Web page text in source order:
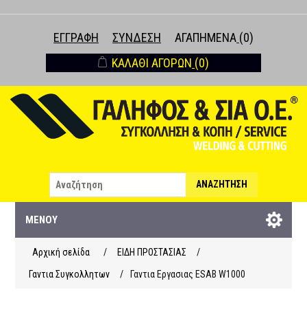
ΕΓΓΡΑΦΉ ΣΎΝΔΕΣΗ ΑΓΑΠΗΜΈΝΑ (0)
ΚΑΛΆΘΙ ΑΓΟΡΏΝ (0)
ΑΝΑΖΉΤΗΣΗ
ΜΕΝΟΎ
Αρχική σελίδα / ΕΙΔΗ ΠΡΟΣΤΑΣΙΑΣ
/
Γαντια Συγκολλητων
/ Γαντια Εργασιας ESAB W1000